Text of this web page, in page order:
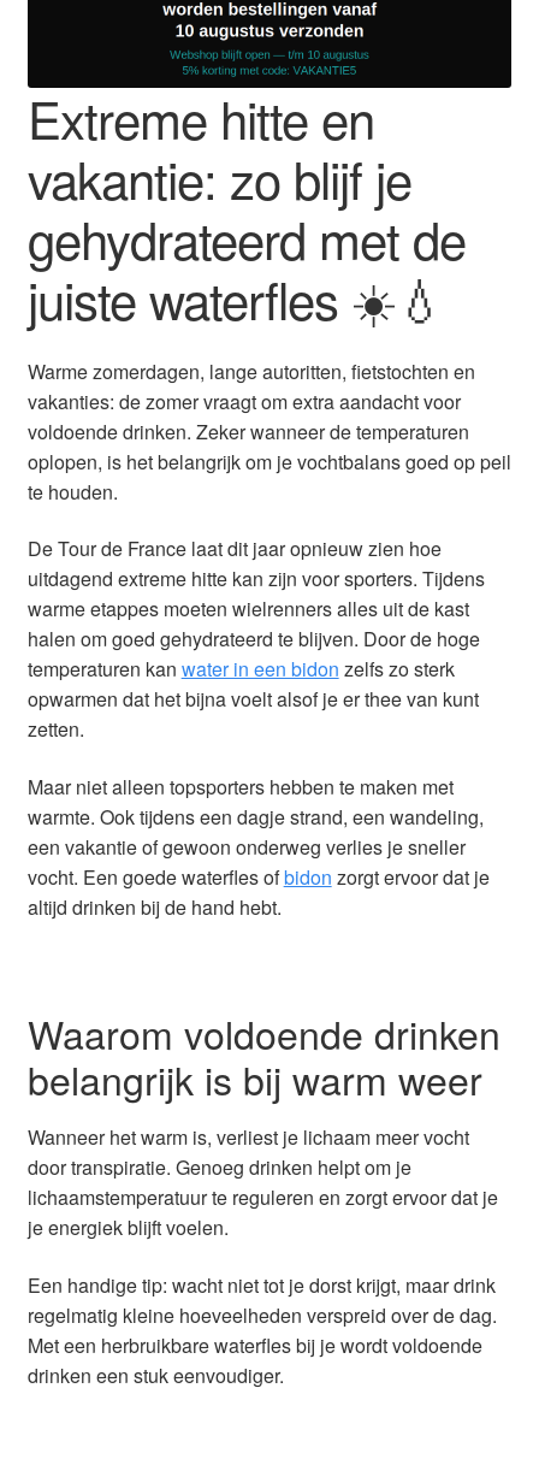
Extreme hitte en
vakantie: zo blijf je
gehydrateerd met de
juiste waterfles ☀️💧
Warme zomerdagen, lange autoritten, fietstochten en
vakanties: de zomer vraagt om extra aandacht voor
voldoende drinken. Zeker wanneer de temperaturen
oplopen, is het belangrijk om je vochtbalans goed op peil
te houden.
De Tour de France laat dit jaar opnieuw zien hoe
uitdagend extreme hitte kan zijn voor sporters. Tijdens
warme etappes moeten wielrenners alles uit de kast
halen om goed gehydrateerd te blijven. Door de hoge
temperaturen kan water in een bidon zelfs zo sterk
opwarmen dat het bijna voelt alsof je er thee van kunt
zetten.
Maar niet alleen topsporters hebben te maken met
warmte. Ook tijdens een dagje strand, een wandeling,
een vakantie of gewoon onderweg verlies je sneller
vocht. Een goede waterfles ofbidon zorgt ervoor dat je
altijd drinken bij de hand hebt.
Waarom voldoende drinken
belangrijk is bij warm weer
Wanneer het warm is, verliest je lichaam meer vocht
door transpiratie. Genoeg drinken helpt om je
lichaamstemperatuur te reguleren en zorgt ervoor dat je
je energiek blijft voelen.
Een handige tip: wacht niet tot je dorst krijgt, maar drink
regelmatig kleine hoeveelheden verspreid over de dag.
Met een herbruikbare waterfles bij je wordt voldoende
drinken een stuk eenvoudiger.